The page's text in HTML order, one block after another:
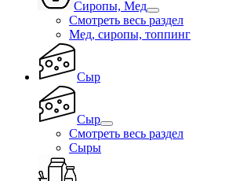
Сиропы, Мед
Смотреть весь раздел
Мед, сиропы, топпинг
Сыр
Сыр
Смотреть весь раздел
Сыры